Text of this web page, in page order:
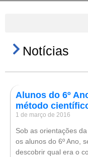
Notícias
Alunos do 6º
método
1 de março de 2016
Sob as orientações
os alunos do 6º Ano,
descobrir qual era o